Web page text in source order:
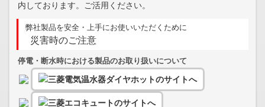
内しております。ご活用ください。
弊社製品を安全・上手にお使いいただくために
災害時のご注意
停電・断水時における製品のお取り扱いについて